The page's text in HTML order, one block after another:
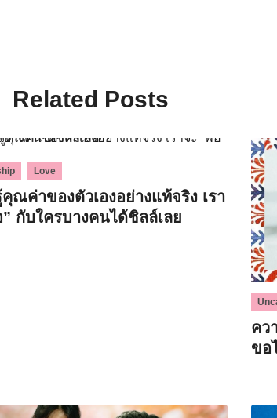
Related Posts
Love
คุณค่าของตัวเองอย่างแท้จริง เรา
กับใครบางคนได้ชิลล์เลย
คว
ขอ